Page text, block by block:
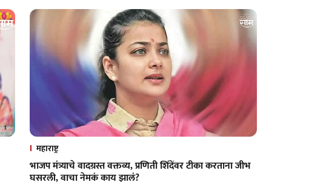
महाराष्ट्र
भाजप मंत्र्याचे वादग्रस्त वक्तव्य, प्रणिती शिंदेंवर टीका करताना जीभ
घसरली, वाचा नेमकं काय झालं?